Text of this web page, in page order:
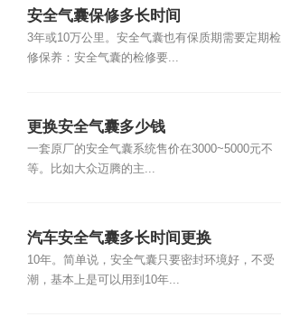
安全气囊保修多长时间
3年或10万公里。安全气囊也有保质期需要定期检
修保养：安全气囊的检修要...
更换安全气囊多少钱
一套原厂的安全气囊系统售价在3000~5000元不
等。比如大众迈腾的主...
汽车安全气囊多长时间更换
10年。简单说，安全气囊只要密封环境好，不受
潮，基本上是可以用到10年...